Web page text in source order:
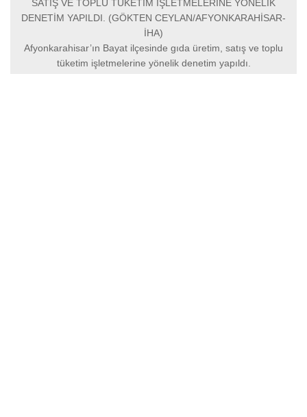
SATIŞ VE TOPLU TÜKETİM İŞLETMELERİNE YÖNELİK
DENETİM YAPILDI. (GÖKTEN CEYLAN/AFYONKARAHİSAR-
İHA)
Afyonkarahisar’ın Bayat ilçesinde gıda üretim, satış ve toplu
tüketim işletmelerine yönelik denetim yapıldı.